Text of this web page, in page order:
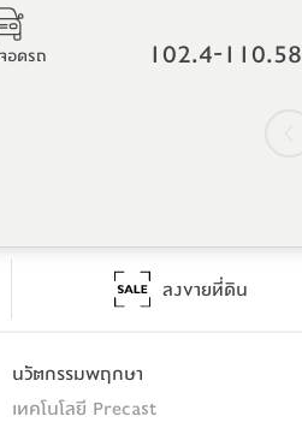
อดรถ 102.4-110.58
ลงขายที่ดิน
นวัตกรรมพฤกษา
เทคโนโลยี Precast